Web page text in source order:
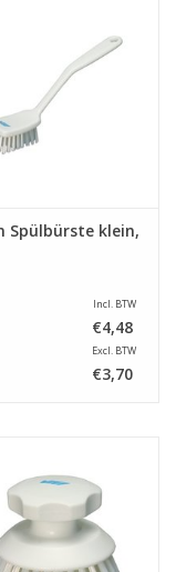
Spülbürste klein,
Incl. BTW
€4,48
Excl. BTW
€3,70